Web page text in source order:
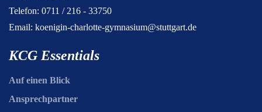
Telefon: 0711 / 216 - 33750
Email: koenigin-charlotte-gymnasium@stuttgart.de
KCG Essentials
Auf einen Blick
Ansprechpartner